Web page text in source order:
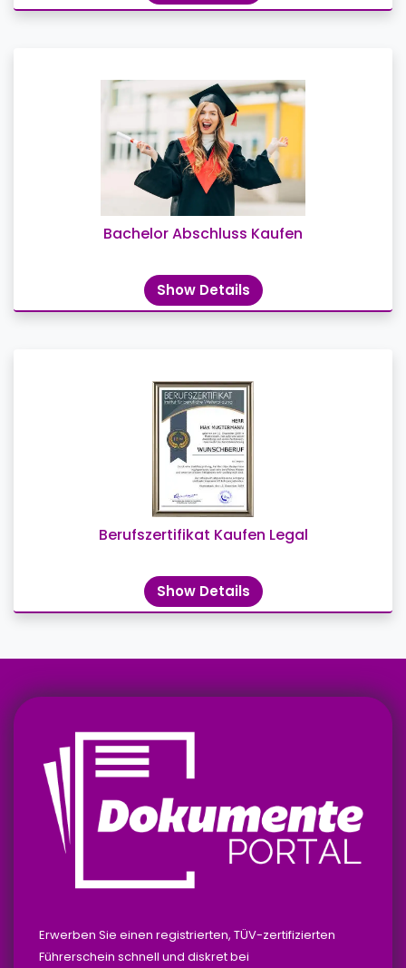
Bachelor Abschluss Kaufen
Show Details
Berufszertifikat Kaufen Legal
Show Details
Erwerben Sie einen registrierten, TÜV-zertifizierten
Führerschein schnell und diskret bei